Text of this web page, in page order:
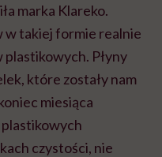
marka Klareko.
w takiej formie realnie
Płyny
które zostały nam
miesiąca
plastikowych
czystości, nie